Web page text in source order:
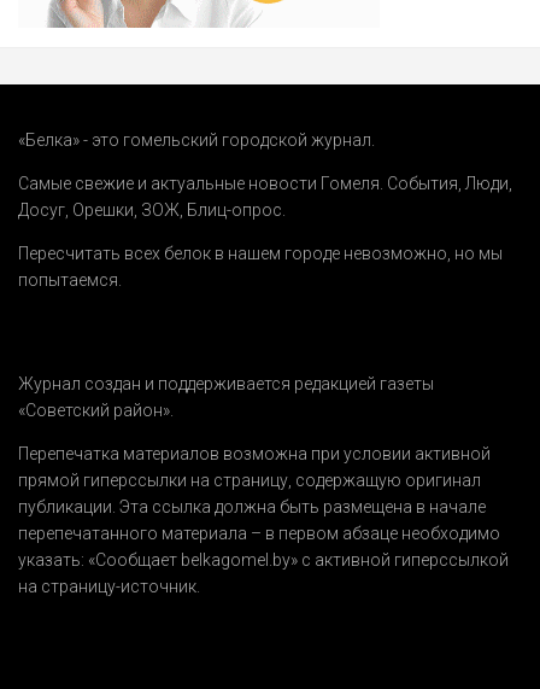
«Белка» - это гомельский городской журнал.
Самые свежие и актуальные новости Гомеля. События Люди
Досуг Орешки ЗОЖ Блиц-опрос
Пересчитать всех белок в нашем городе невозможно, но мы
попытаемся.
Журнал создан и поддерживается редакцией газеты
«Советский район».
Перепечатка материалов возможна при условии активной
прямой гиперссылки на страницу, содержащую оригинал
публикации. Эта ссылка должна быть размещена в начале
перепечатанного материала – в первом абзаце необходимо
указать: «Сообщает belkagomel.by» с активной гиперссылкой
на страницу-источник.